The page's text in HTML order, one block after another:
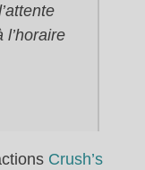
l’horaire
Crush’s